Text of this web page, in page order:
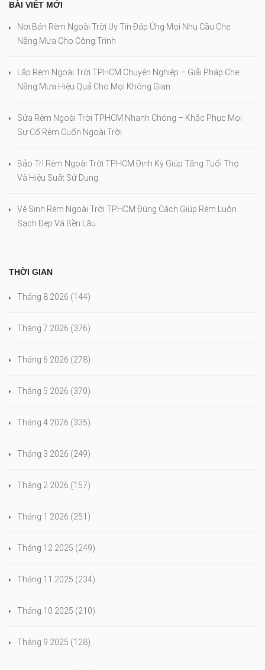
BÀI VIẾT MỚI
Nơi Bán Rèm Ngoài Trời Uy Tín Đáp Ứng Mọi Nhu Cầu Che
Nắng Mưa Cho Công Trình
Lắp Rèm Ngoài Trời TPHCM Chuyên Nghiệp – Giải Pháp Che
Nắng Mưa Hiệu Quả Cho Mọi Không Gian
Sửa Rèm Ngoài Trời TPHCM Nhanh Chóng – Khắc Phục Mọi
Sự Cố Rèm Cuốn Ngoài Trời
Bảo Trì Rèm Ngoài Trời TPHCM Định Kỳ Giúp Tăng Tuổi Thọ
Và Hiệu Suất Sử Dụng
Vệ Sinh Rèm Ngoài Trời TPHCM Đúng Cách Giúp Rèm Luôn
Sạch Đẹp Và Bền Lâu
THỜI GIAN
Tháng 8 2026 (144)
Tháng 7 2026 (376)
Tháng 6 2026 (278)
Tháng 5 2026 (370)
Tháng 4 2026 (335)
Tháng 3 2026 (249)
Tháng 2 2026 (157)
Tháng 1 2026 (251)
Tháng 12 2025 (249)
Tháng 11 2025 (234)
Tháng 10 2025 (210)
Tháng 9 2025 (128)